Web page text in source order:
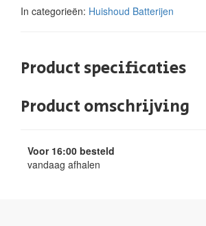
In categorieën: Huishoud Batterijen
Product specificaties
Product omschrijving
Voor 16:00 besteld
vandaag afhalen